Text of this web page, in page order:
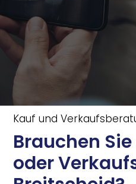
Kauf und
Brauchen
oder